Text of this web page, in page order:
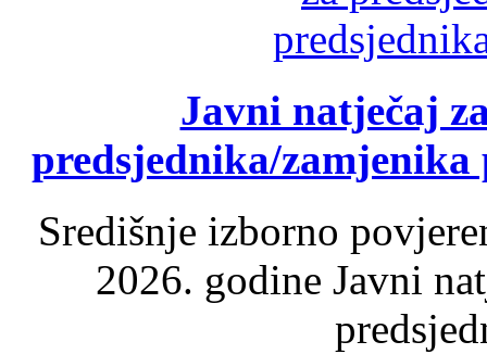
Javni natječaj
predsjednika/
Središnje izborno
2026. godine Javni